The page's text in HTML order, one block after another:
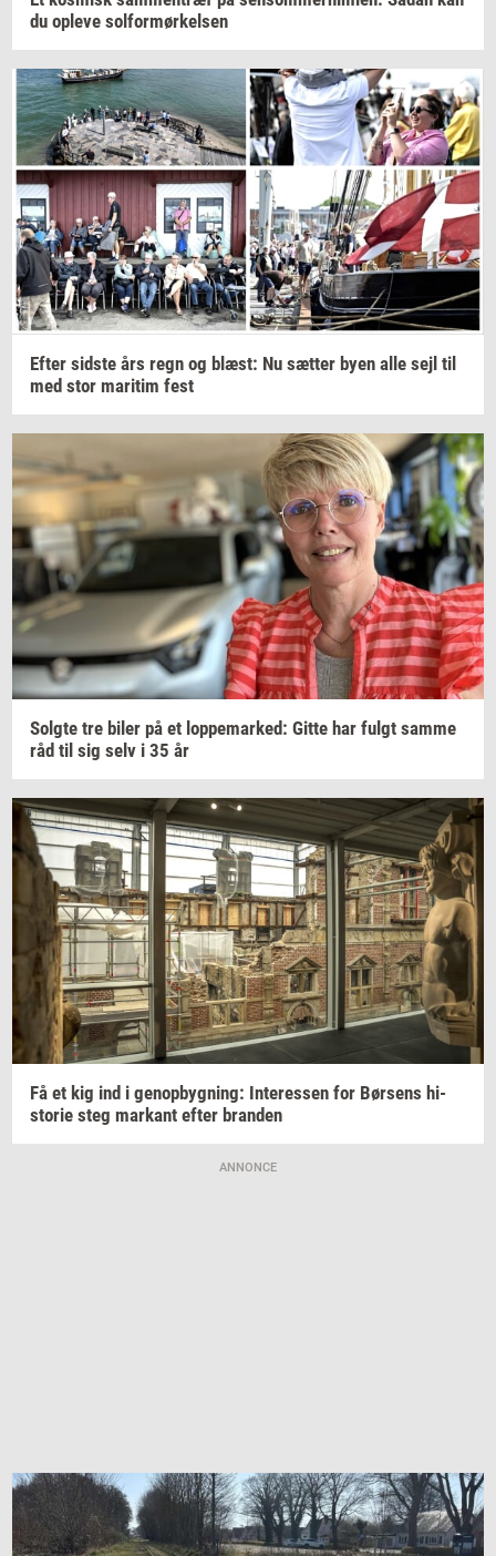
du op­le­ve sol­for­mør­kel­sen
Efter sid­ste års regn og blæst: Nu sæt­ter byen alle sejl til
med stor ma­ri­tim fest
Solg­te tre biler på et lop­pe­mar­ked: Gitte har fulgt samme
råd til sig selv i 35 år
Få et kig ind i genop­byg­ning: In­ter­es­sen for Bør­sens hi­
sto­rie steg mar­kant efter bran­den
ANNONCE